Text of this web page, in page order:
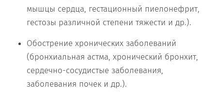
мышцы сердца, гестационный пиелонефрит,
гестозы различной степени тяжести и др.).
Обострение хронических заболеваний
(бронхиальная астма, хронический бронхит,
сердечно-сосудистые заболевания,
заболевания почек и др.).